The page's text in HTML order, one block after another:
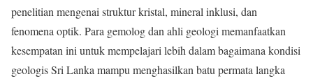
penelitian mengenai struktur kristal, mineral inklusi, dan
fenomena optik. Para gemolog dan ahli geologi memanfaatkan
kesempatan ini untuk mempelajari lebih dalam bagaimana kondisi
geologis Sri Lanka mampu menghasilkan batu permata langka